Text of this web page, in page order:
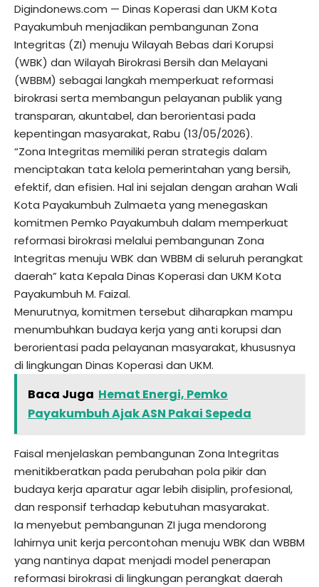
Digindonews.com — Dinas Koperasi dan UKM Kota
Payakumbuh menjadikan pembangunan Zona
Integritas (ZI) menuju Wilayah Bebas dari Korupsi
(WBK) dan Wilayah Birokrasi Bersih dan Melayani
(WBBM) sebagai langkah memperkuat reformasi
birokrasi serta membangun pelayanan publik yang
transparan, akuntabel, dan berorientasi pada
kepentingan masyarakat, Rabu (13/05/2026).
“Zona Integritas memiliki peran strategis dalam
menciptakan tata kelola pemerintahan yang bersih,
efektif, dan efisien. Hal ini sejalan dengan arahan Wali
Kota Payakumbuh Zulmaeta yang menegaskan
komitmen Pemko Payakumbuh dalam memperkuat
reformasi birokrasi melalui pembangunan Zona
Integritas menuju WBK dan WBBM di seluruh perangkat
daerah” kata Kepala Dinas Koperasi dan UKM Kota
Payakumbuh M. Faizal.
Menurutnya, komitmen tersebut diharapkan mampu
menumbuhkan budaya kerja yang anti korupsi dan
berorientasi pada pelayanan masyarakat, khususnya
di lingkungan Dinas Koperasi dan UKM.
Baca Juga Hemat Energi, Pemko
Payakumbuh Ajak ASN Pakai Sepeda
Faisal menjelaskan pembangunan Zona Integritas
menitikberatkan pada perubahan pola pikir dan
budaya kerja aparatur agar lebih disiplin, profesional,
dan responsif terhadap kebutuhan masyarakat.
Ia menyebut pembangunan ZI juga mendorong
lahirnya unit kerja percontohan menuju WBK dan WBBM
yang nantinya dapat menjadi model penerapan
reformasi birokrasi di lingkungan perangkat daerah